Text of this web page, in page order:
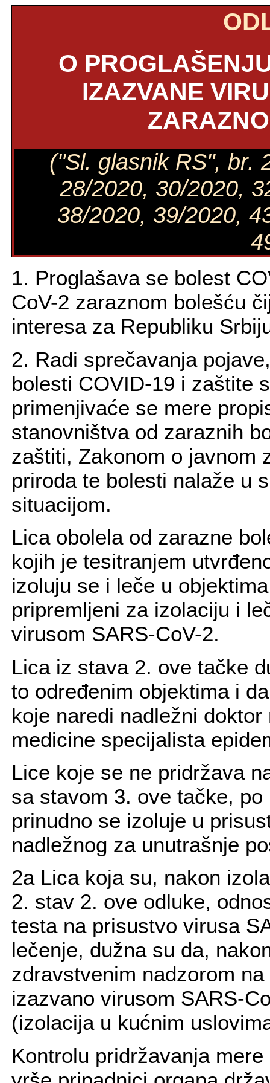
O
IZAZVANE
("Sl. glasnik RS", br.
28/2020, 30/2020,
38/2020, 39/2020,
1. Proglašava se bolest
CoV-2 zaraznom bolešću
interesa za Republiku
2. Radi sprečavanja
bolesti COVID-19 i zaštite
primenjivaće se mere
stanovništva od zaraznih
zaštiti, Zakonom o javnom
priroda te bolesti nalaže u
situacijom.
Lica obolela od zarazne
kojih je tesitranjem
izoluju se i leče u
pripremljeni za izolaciju i
virusom SARS-CoV-2.
Lica iz stava 2. ove tačke
to određenim objektima i
koje naredi nadležni
medicine specijalista
Lice koje se ne pridržava
sa stavom 3. ove tačke,
prinudno se izoluje u
nadležnog za unutrašnje
2a Lica koja su, nakon
2. stav 2. ove odluke,
testa na prisustvo virusa
lečenje, dužna su da,
zdravstvenim nadzorom
izazvano virusom SARS-
(izolacija u kućnim
Kontrolu pridržavanja